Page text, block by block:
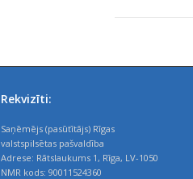
Rekvizīti:
Saņēmējs (pasūtītājs) Rīgas
valstspilsētas pašvaldība
Adrese: Rātslaukums 1, Rīga, LV-1050
NMR kods: 90011524360